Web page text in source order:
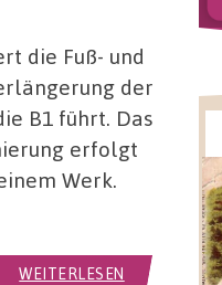
die Fuß- und
der
B1 führt. Das
erfolgt
Werk.
WEITERLESEN